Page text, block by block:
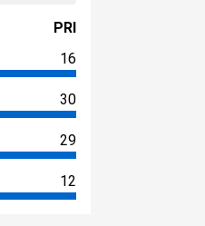
PRI
16
30
29
12